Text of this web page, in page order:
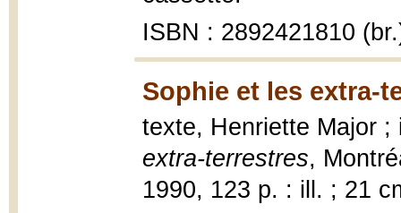
ISBN : 2892421810
Sophie et les extra-
texte, Henriette Major
extra-terrestres,
1990, 123 p. : ill. ; 21